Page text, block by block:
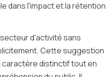
dans l'impact et la rétention
d'activité sans
Cette suggestion
caractère distinctif tout en